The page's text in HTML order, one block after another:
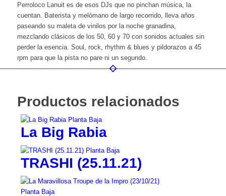
Perroloco Lanuit es de esos DJs que no pinchan música, la
cuentan. Baterista y melómano de largo recorrido, lleva años
paseando su maleta de vinilos por la noche granadina,
mezclando clásicos de los 50, 60 y 70 con sonidos actuales sin
perder la esencia. Soul, rock, rhythm & blues y pildorazos a 45
rpm para que la pista no pare ni un segundo.
Productos relacionados
La Big Rabia
TRASHI (25.11.21)